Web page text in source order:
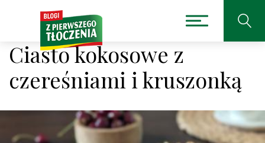
Ciasto kokosowe z
czereśniami i kruszonką